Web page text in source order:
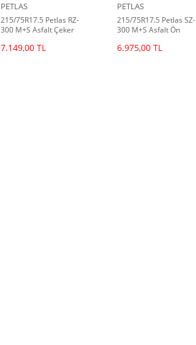
PETLAS
215/75R17.5 Petlas RZ-
300 M+S Asfalt Çeker
7.149,00 TL
PETLAS
215/75R17.5 Petlas SZ-
300 M+S Asfalt Ön
6.975,00 TL